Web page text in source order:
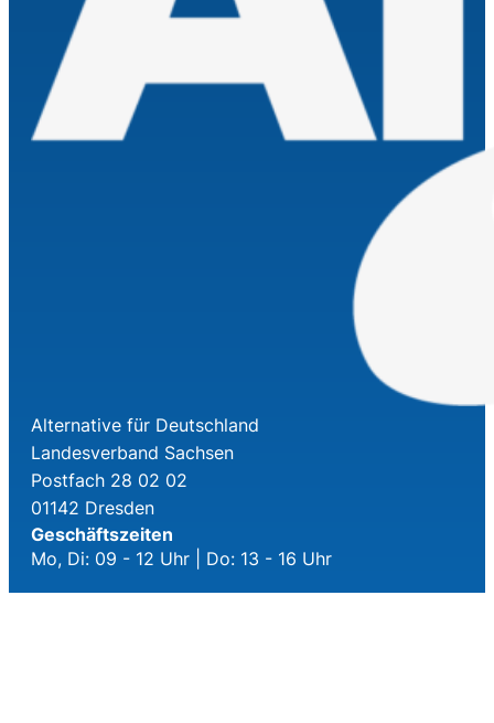
Alternative für Deutschland
Landesverband Sachsen
Postfach 28 02 02
01142 Dresden
Geschäftszeiten
Mo, Di: 09 - 12 Uhr | Do: 13 - 16 Uhr